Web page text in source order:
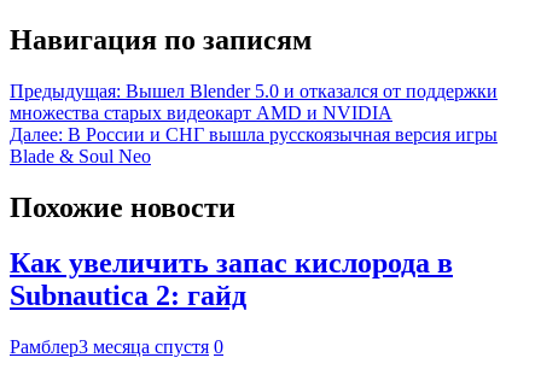
Навигация по записям
Предыдущая: Вышел Blender 5.0 и отказался от поддержки
множества старых видеокарт AMD и NVIDIA
Далее: В России и СНГ вышла русскоязычная версия игры
Blade & Soul Neo
Похожие новости
Как увеличить запас кислорода в
Subnautica 2: гайд
Рамблер3 месяца спустя 0